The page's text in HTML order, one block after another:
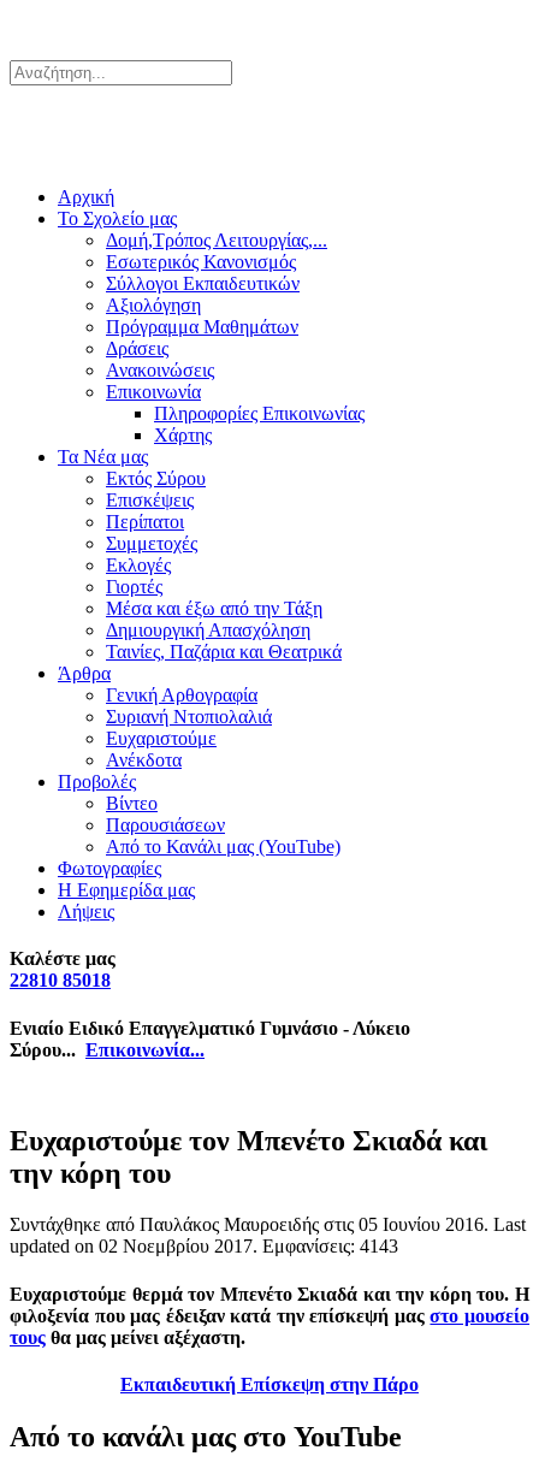
Αρχική
Το Σχολείο μας
Δομή,Τρόπος Λειτουργίας,...
Εσωτερικός Κανονισμός
Σύλλογοι Εκπαιδευτικών
Αξιολόγηση
Πρόγραμμα Μαθημάτων
Δράσεις
Ανακοινώσεις
Επικοινωνία
Πληροφορίες Επικοινωνίας
Χάρτης
Τα Νέα μας
Εκτός Σύρου
Επισκέψεις
Περίπατοι
Συμμετοχές
Εκλογές
Γιορτές
Μέσα και έξω από την Τάξη
Δημιουργική Απασχόληση
Ταινίες, Παζάρια και Θεατρικά
Άρθρα
Γενική Αρθογραφία
Συριανή Ντοπιολαλιά
Ευχαριστούμε
Ανέκδοτα
Προβολές
Βίντεο
Παρουσιάσεων
Από το Κανάλι μας (YouTube)
Φωτογραφίες
Η Εφημερίδα μας
Λήψεις
Καλέστε μας
22810 85018
Ενιαίο Ειδικό Επαγγελματικό Γυμνάσιο - Λύκειο
Σύρου... Επικοινωνία...
Ευχαριστούμε τον Μπενέτο Σκιαδά και
την κόρη του
Συντάχθηκε από Παυλάκος Μαυροειδής στις 05 Ιουνίου 2016. Last
updated on 02 Νοεμβρίου 2017. Εμφανίσεις: 4143
Ευχαριστούμε θερμά τον Μπενέτο Σκιαδά και την κόρη του. Η
φιλοξενία που μας έδειξαν κατά την επίσκεψή μαςστο μουσείο
τους θα μας μείνει αξέχαστη.
Εκπαιδευτική Επίσκεψη στην Πάρο
Από το κανάλι μας στο YouTube